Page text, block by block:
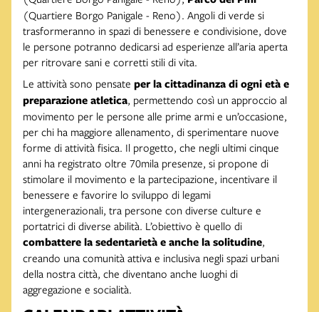
(Quartiere Borgo Panigale - Reno). Angoli di verde si
trasformeranno in spazi di benessere e condivisione, dove
le persone potranno dedicarsi ad esperienze all’aria aperta
per ritrovare sani e corretti stili di vita.
Le attività sono pensate per la cittadinanza di ogni età e
preparazione atletica, permettendo così un approccio al
movimento per le persone alle prime armi e un’occasione,
per chi ha maggiore allenamento, di sperimentare nuove
forme di attività fisica. Il progetto, che negli ultimi cinque
anni ha registrato oltre 70mila presenze, si propone di
stimolare il movimento e la partecipazione, incentivare il
benessere e favorire lo sviluppo di legami
intergenerazionali, tra persone con diverse culture e
portatrici di diverse abilità. L’obiettivo è quello di
combattere la sedentarietà e anche la solitudine,
creando una comunità attiva e inclusiva negli spazi urbani
della nostra città, che diventano anche luoghi di
aggregazione e socialità.